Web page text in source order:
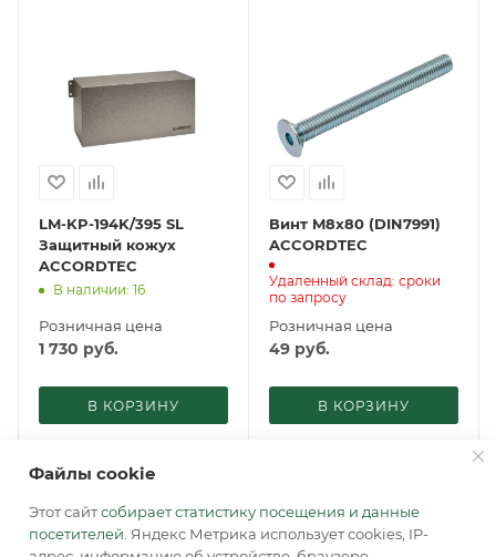
LM-KP-194K/395 SL
Защитный кожух
ACCORDTEC
В наличии: 16
Розничная цена
1 730 руб.
В КОРЗИНУ
Винт M8x80 (DIN7991)
ACCORDTEC
Удаленный склад: сроки
по запросу
Розничная цена
49 руб.
В КОРЗИНУ
КАТАЛОГ
Файлы cookie
Этот сайтсобирает статистику посещения и данные
посетителей . Яндекс Метрика использует cookies, IP-